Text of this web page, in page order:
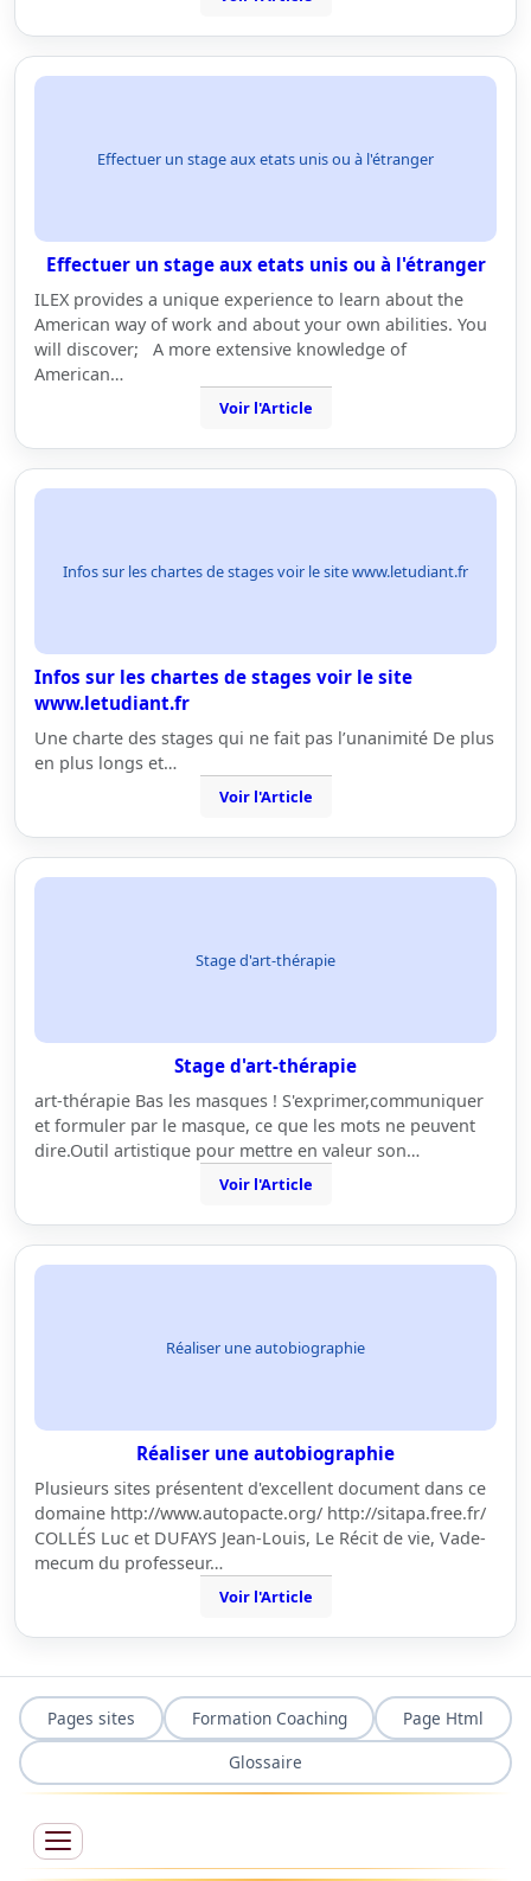
Effectuer un stage aux etats unis ou à l'étranger
Effectuer un stage aux etats unis ou à l'étranger
ILEX provides a unique experience to learn about the
American way of work and about your own abilities. You
will discover; A more extensive knowledge of
American…
Voir l'Article
Infos sur les chartes de stages voir le site www.letudiant.fr
Infos sur les chartes de stages voir le site
www.letudiant.fr
Une charte des stages qui ne fait pas l’unanimité De plus
en plus longs et…
Voir l'Article
Stage d'art-thérapie
Stage d'art-thérapie
art-thérapie Bas les masques ! S'exprimer,communiquer
et formuler par le masque, ce que les mots ne peuvent
dire.Outil artistique pour mettre en valeur son…
Voir l'Article
Réaliser une autobiographie
Réaliser une autobiographie
Plusieurs sites présentent d'excellent document dans ce
domaine http://www.autopacte.org/ http://sitapa.free.fr/
COLLÉS Luc et DUFAYS Jean-Louis, Le Récit de vie, Vade-
mecum du professeur…
Voir l'Article
Pages sites Formation Coaching
Page Html
Glossaire